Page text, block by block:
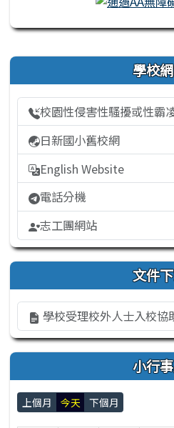
右邊區域內容 學校
校園性侵害性騷擾或性霸
日新國小舊校網
English Website
電話分機
志工團網站
文件
學校受理校外人士入校協
小行
上個月 今天 下個月